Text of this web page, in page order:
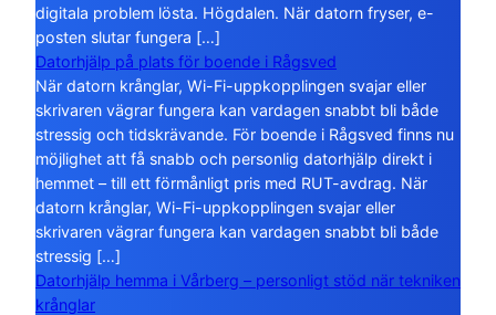
digitala problem lösta. Högdalen. När datorn fryser, e-
posten slutar fungera […]
Datorhjälp på plats för boende i Rågsved
När datorn krånglar, Wi-Fi-uppkopplingen svajar eller
skrivaren vägrar fungera kan vardagen snabbt bli både
stressig och tidskrävande. För boende i Rågsved finns nu
möjlighet att få snabb och personlig datorhjälp direkt i
hemmet – till ett förmånligt pris med RUT-avdrag. När
datorn krånglar, Wi-Fi-uppkopplingen svajar eller
skrivaren vägrar fungera kan vardagen snabbt bli både
stressig […]
Datorhjälp hemma i Vårberg – personligt stöd när tekniken
krånglar